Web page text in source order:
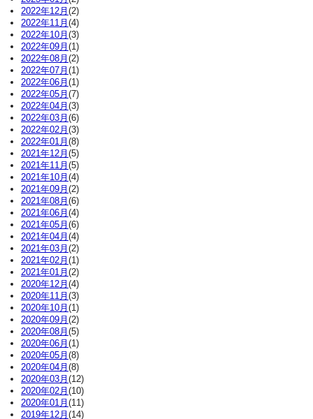
2022年12月(2)
2022年11月(4)
2022年10月(3)
2022年09月(1)
2022年08月(2)
2022年07月(1)
2022年06月(1)
2022年05月(7)
2022年04月(3)
2022年03月(6)
2022年02月(3)
2022年01月(8)
2021年12月(5)
2021年11月(5)
2021年10月(4)
2021年09月(2)
2021年08月(6)
2021年06月(4)
2021年05月(6)
2021年04月(4)
2021年03月(2)
2021年02月(1)
2021年01月(2)
2020年12月(4)
2020年11月(3)
2020年10月(1)
2020年09月(2)
2020年08月(5)
2020年06月(1)
2020年05月(8)
2020年04月(8)
2020年03月(12)
2020年02月(10)
2020年01月(11)
2019年12月(14)